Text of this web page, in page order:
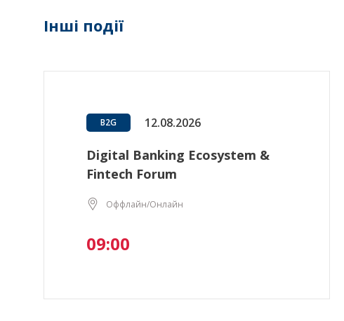
Інші події
B2G 12.08.2026
Digital Banking Ecosystem &
Fintech Forum
Оффлайн/Онлайн
09:00